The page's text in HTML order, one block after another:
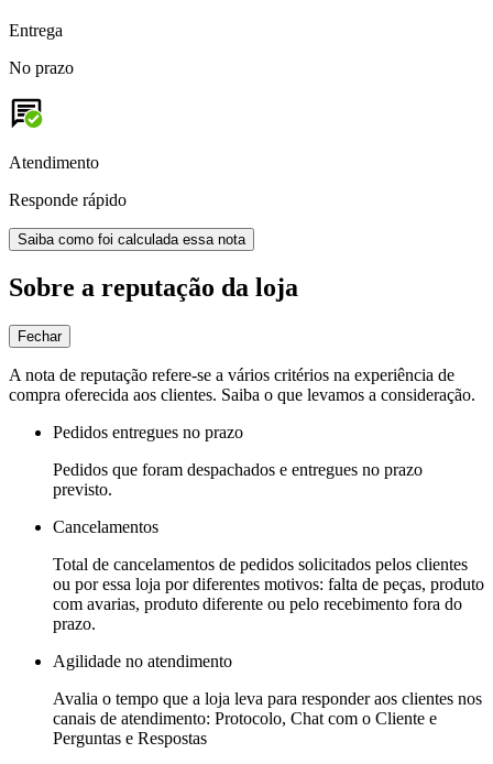
Entrega
No prazo
Atendimento
Responde rápido
Saiba como foi calculada essa nota
Sobre a reputação da loja
Fechar
A nota de reputação refere-se a vários critérios na experiência de
compra oferecida aos clientes. Saiba o que levamos a consideração.
Pedidos entregues no prazo
Pedidos que foram despachados e entregues no prazo
previsto.
Cancelamentos
Total de cancelamentos de pedidos solicitados pelos clientes
ou por essa loja por diferentes motivos: falta de peças, produto
com avarias, produto diferente ou pelo recebimento fora do
prazo.
Agilidade no atendimento
Avalia o tempo que a loja leva para responder aos clientes nos
canais de atendimento: Protocolo, Chat com o Cliente e
Perguntas e Respostas